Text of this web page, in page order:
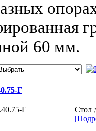
60 мм.
Г
Стол